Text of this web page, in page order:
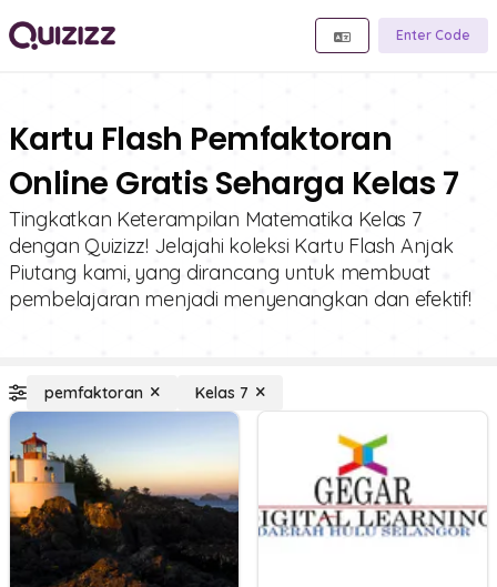
Enter Code
Kartu Flash Pemfaktoran
Online Gratis Seharga Kelas 7
Tingkatkan Keterampilan Matematika Kelas 7
dengan Quizizz! Jelajahi koleksi Kartu Flash Anjak
Piutang kami, yang dirancang untuk membuat
pembelajaran menjadi menyenangkan dan efektif!
pemfaktoran Kelas 7